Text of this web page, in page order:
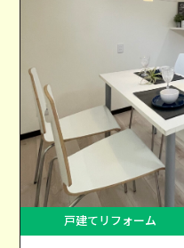
戸建てリフォーム